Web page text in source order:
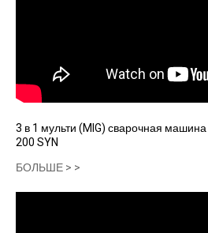
3 в 1 мульти (MIG) сварочная
200 SYN
БОЛЬШЕ > >